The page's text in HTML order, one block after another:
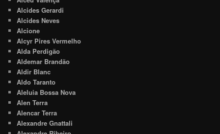
Alcides Gerardi
Alcides Neves
Alcione
Alcyr Pires Vermelho
Alda Perdigão
Aldemar Brandão
Aldir Blanc
Aldo Taranto
Aleluia Bossa Nova
Alen Terra
Alencar Terra
Alexandre Gnattali